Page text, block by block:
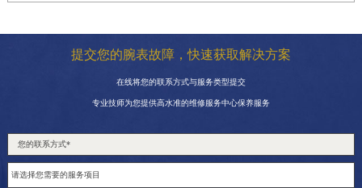
提交您的腕表故障，快速获取解决方案
在线将您的联系方式与服务类型提交
专业技师为您提供高水准的维修服务中心保养服务